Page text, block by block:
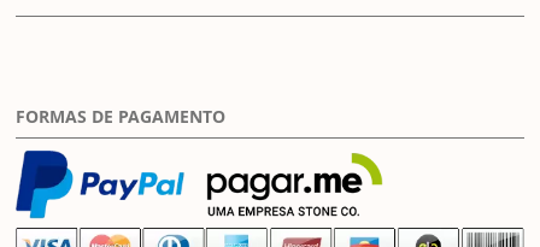
FORMAS DE PAGAMENTO